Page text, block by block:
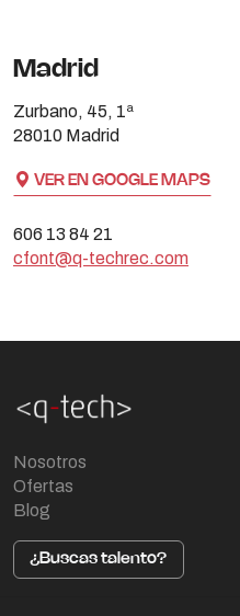
Madrid
Zurbano, 45, 1ª
28010 Madrid
VER EN GOOGLE MAPS
606 13 84 21
cfont@q-techrec.com
Nosotros
Ofertas
Blog
¿Buscas talento?